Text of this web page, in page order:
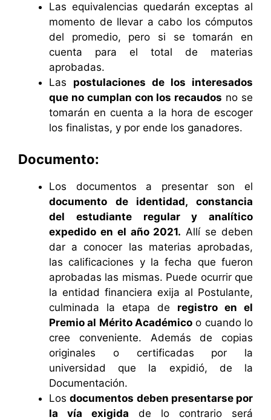
Las equivalencias quedarán exceptas al
momento de llevar a cabo los cómputos
del promedio, pero si se tomarán en
cuenta para el total de materias
aprobadas.
Las postulaciones de los interesados
que no cumplan con los recaudos no se
tomarán en cuenta a la hora de escoger
los finalistas, y por ende los ganadores.
Documento:
Los documentos a presentar son el
documento de identidad, constancia
del estudiante regular y analítico
expedido en el año 2021. Allí se deben
dar a conocer las materias aprobadas,
las calificaciones y la fecha que fueron
aprobadas las mismas. Puede ocurrir que
la entidad financiera exija al Postulante,
culminada la etapa de registro en el
Premio al Mérito Académico o cuando lo
cree conveniente. Además de copias
originales o certificadas por la
universidad que la expidió, de la
Documentación.
Losdocumentos deben presentarse por
la vía exigida de lo contrario será